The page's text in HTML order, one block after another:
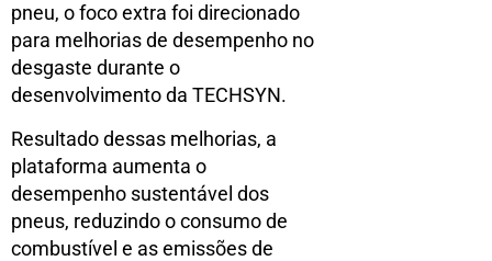
pneu, o foco extra foi direcionado
para melhorias de desempenho no
desgaste durante o
desenvolvimento da TECHSYN.
Resultado dessas melhorias, a
plataforma aumenta o
desempenho sustentável dos
pneus, reduzindo o consumo de
combustível e as emissões de